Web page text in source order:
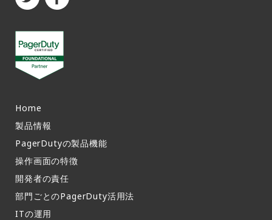
Home
製品情報​
PagerDutyの製品機能​
操作画面の特徴​
開発者の責任
部門ごとのPagerDuty活用法​
ITの運用​